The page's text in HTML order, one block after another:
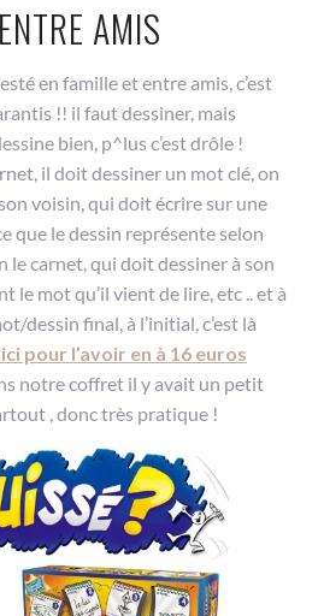
AMIS
en famille et entre amis, c’est
!! il faut dessiner, mais
bien, p^lus c’est drôle !
il doit dessiner un mot clé, on
voisin, qui doit écrire sur une
que le dessin représente selon
le carnet, qui doit dessiner à son
le mot qu’il vient de lire, etc .. et à
dessin final, à l’initial, c’est là
pour l’avoir en à 16 euros
notre coffret il y avait un petit
, donc très pratique !